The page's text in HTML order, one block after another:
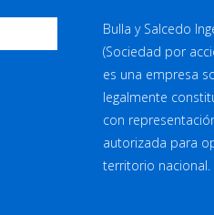
Bulla y Salcedo
(Sociedad por
es una empresa
legalmente
con
autorizada para
territorio nacional.